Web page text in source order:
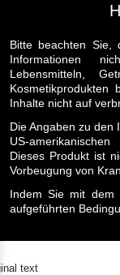
Bitte beachten Sie,
Informationen
Lebensmitteln,
Inhalte nicht auf
Die Angaben zu den
US-
Dieses Produkt ist
Vorbeugung von
Indem Sie mit dem
aufgeführten
text